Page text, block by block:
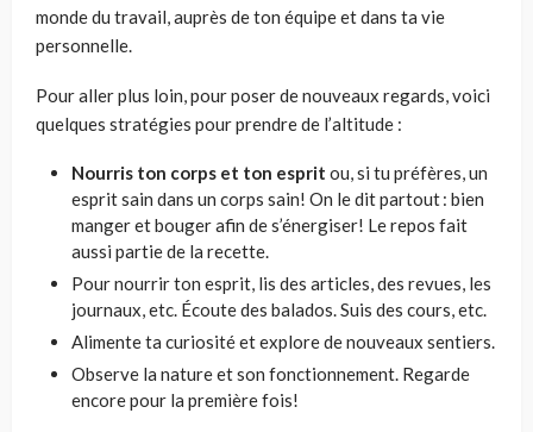
monde du travail, auprès de ton équipe et dans ta vie
personnelle.
Pour aller plus loin, pour poser de nouveaux regards, voici
quelques stratégies pour prendre de l’altitude :
Nourris ton corps et ton esprit ou, si tu préfères, un
esprit sain dans un corps sain! On le dit partout : bien
manger et bouger afin de s’énergiser! Le repos fait
aussi partie de la recette.
Pour nourrir ton esprit, lis des articles, des revues, les
journaux, etc. Écoute des balados. Suis des cours, etc.
Alimente ta curiosité et explore de nouveaux sentiers.
Observe la nature et son fonctionnement. Regarde
encore pour la première fois!